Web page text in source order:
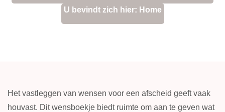
U bevindt zich hier: Home
Het vastleggen van wensen voor een afscheid geeft vaak
houvast. Dit wensboekje biedt ruimte om aan te geven wat